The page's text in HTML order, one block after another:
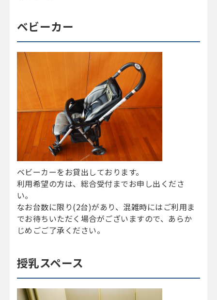
ベビーカー
ベビーカーをお貸出しております。
利用希望の方は、総合受付までお申し出くださ
い。
なお台数に限り(2台)があり、混雑時にはご利用ま
でお待ちいただく場合がございますので、あらか
じめごご了承ください。
授乳スペース